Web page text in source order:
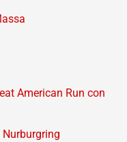
American Run con
Nurburgring